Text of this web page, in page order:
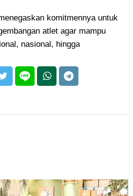
komitmennya untuk
atlet agar mampu
nasional, hingga